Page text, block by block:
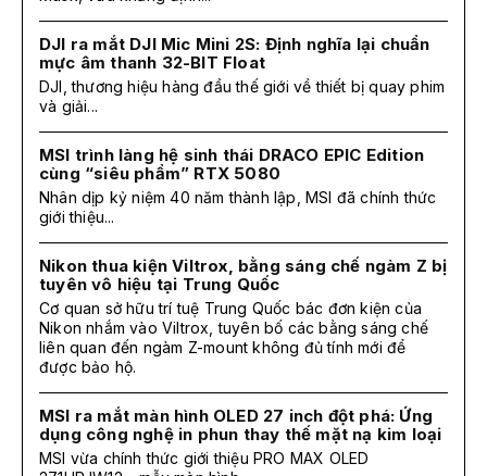
DJI ra mắt DJI Mic Mini 2S: Định nghĩa lại chuẩn
mực âm thanh 32-BIT Float
DJI, thương hiệu hàng đầu thế giới về thiết bị quay phim
và giải...
MSI trình làng hệ sinh thái DRACO EPIC Edition
cùng “siêu phẩm” RTX 5080
Nhân dịp kỷ niệm 40 năm thành lập, MSI đã chính thức
giới thiệu...
Nikon thua kiện Viltrox, bằng sáng chế ngàm Z bị
tuyên vô hiệu tại Trung Quốc
Cơ quan sở hữu trí tuệ Trung Quốc bác đơn kiện của
Nikon nhắm vào Viltrox, tuyên bố các bằng sáng chế
liên quan đến ngàm Z-mount không đủ tính mới để
được bảo hộ.
MSI ra mắt màn hình OLED 27 inch đột phá: Ứng
dụng công nghệ in phun thay thế mặt nạ kim loại
MSI vừa chính thức giới thiệu PRO MAX OLED